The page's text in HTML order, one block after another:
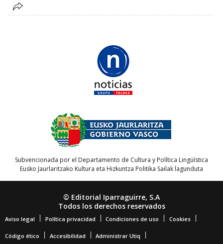
Subvencionada por el Departamento de Cultura y Política Lingüística
Eusko Jaurlaritzako Kultura eta Hizkuntza Politika Sailak lagunduta
© Editorial Iparraguirre, S.A
Todos los derechos reservados
Aviso legal Política privacidad Condiciones de uso Cookies
Código ético Accesibilidad Administrar Utiq